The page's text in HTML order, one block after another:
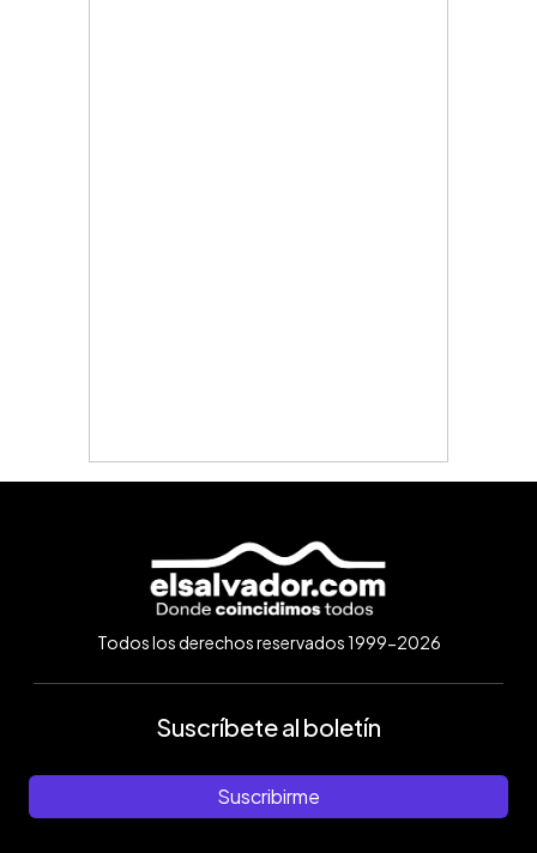
Todos los derechos reservados 1999-2026
Suscríbete al boletín
Suscribirme